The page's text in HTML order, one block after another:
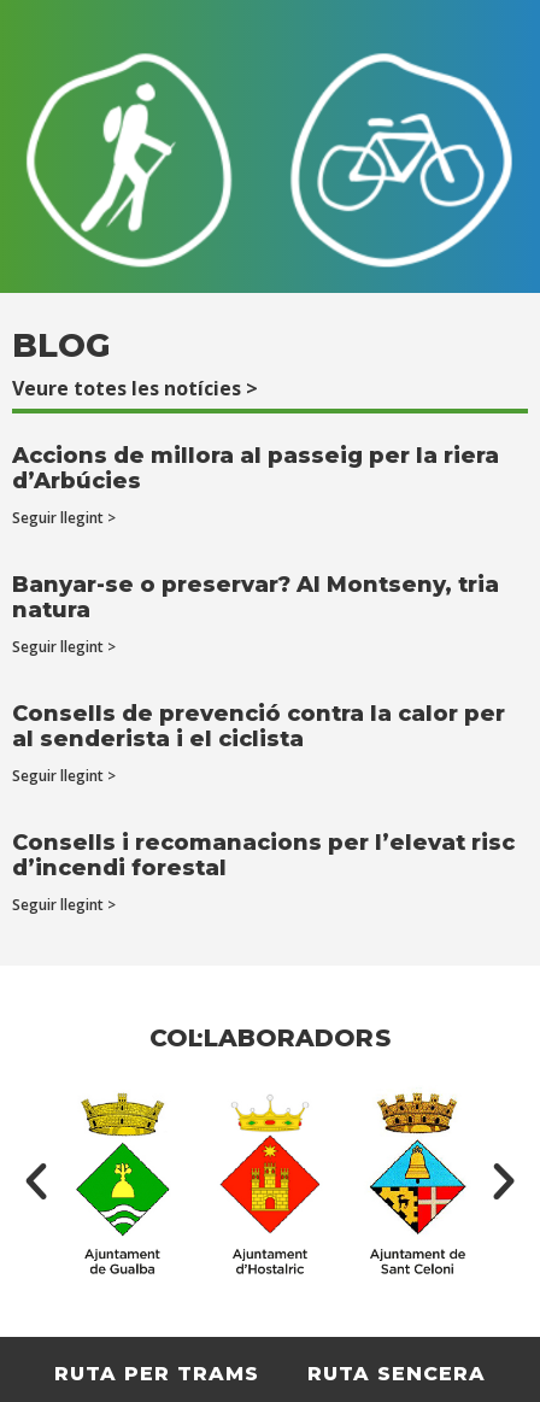
BLOG
Veure totes les notícies >
Accions de millora al passeig per la riera
d’Arbúcies
Seguir llegint >
Banyar-se o preservar? Al Montseny, tria
natura
Seguir llegint >
Consells de prevenció contra la calor per
al senderista i el ciclista
Seguir llegint >
Consells i recomanacions per l’elevat risc
d’incendi forestal
Seguir llegint >
COL·LABORADORS
RUTA PER TRAMS RUTA SENCERA